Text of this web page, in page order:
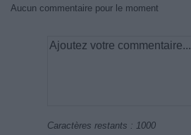
Aucun commentaire pour le moment
Caractères restants : 1000